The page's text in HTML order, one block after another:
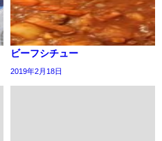
ビーフシチュー
2019年2月18日